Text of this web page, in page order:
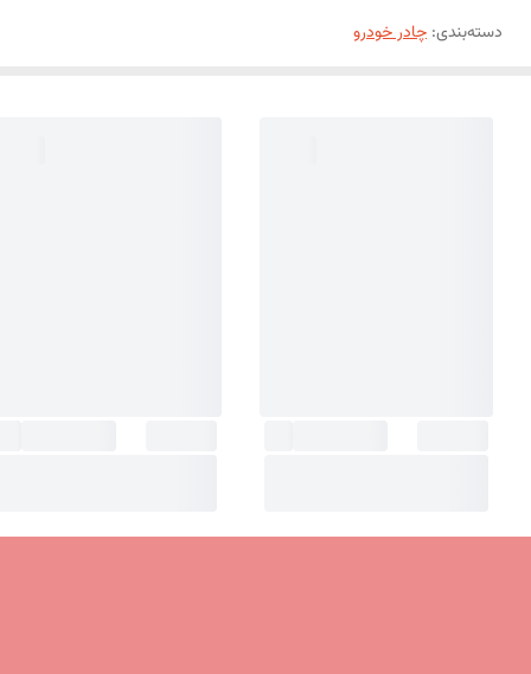
دسته‌بندی: چادر خودرو